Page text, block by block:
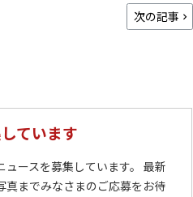
次の記事
ています
ースを募集しています。 最新
真までみなさまのご応募をお待